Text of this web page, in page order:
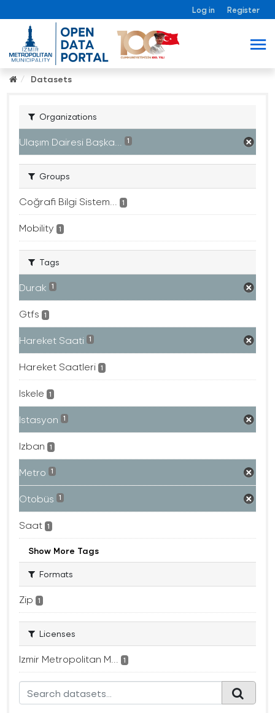
Log in Register
Datasets
Organizations
Ulaşım Dairesi Başka... 1
Groups
Coğrafi Bilgi Sistem... 1
Mobility 1
Tags
Durak 1
Gtfs 1
Hareket Saati 1
Hareket Saatleri 1
Iskele 1
Istasyon 1
Izban 1
Metro 1
Otobüs 1
Saat 1
Show More Tags
Formats
Zip 1
Licenses
Izmir Metropolitan M... 1